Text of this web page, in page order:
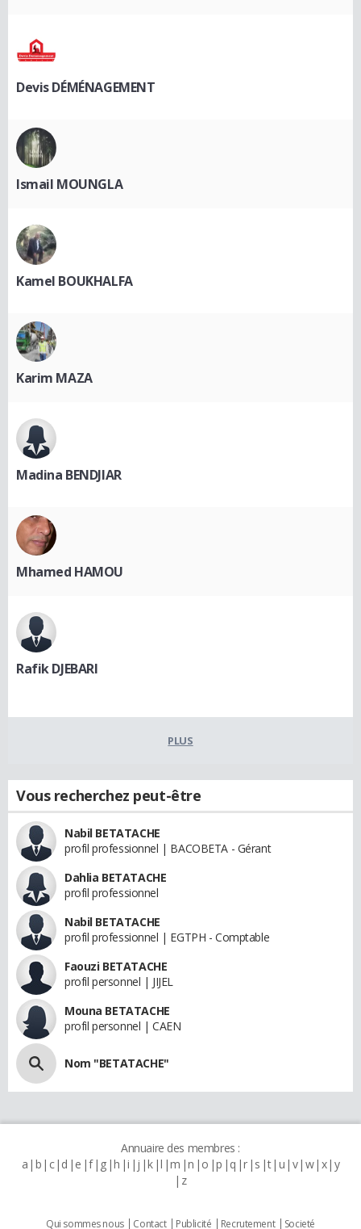
Devis DÉMÉNAGEMENT
Ismail MOUNGLA
Kamel BOUKHALFA
Karim MAZA
Madina BENDJIAR
Mhamed HAMOU
Rafik DJEBARI
PLUS
Vous recherchez peut-être
Nabil BETATACHE
profil professionnel | BACOBETA - Gérant
Dahlia BETATACHE
profil professionnel
Nabil BETATACHE
profil professionnel | EGTPH - Comptable
Faouzi BETATACHE
profil personnel | JIJEL
Mouna BETATACHE
profil personnel | CAEN
Nom "BETATACHE"
Annuaire des membres :
a b c d e f g h i j k l m n o p q r s t u v w x y
z
Qui sommes nous Contact Publicité Recrutement Societé